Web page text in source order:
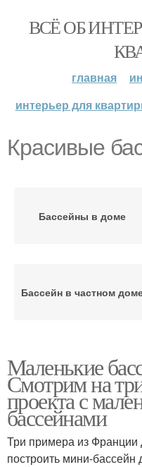
ВСЁ ОБ
главная
интерьер для
Красивые
Бассейны в доме
Бассейн в частном
Красивые идеи
Надувной бассейн
Маленькие
Смотрим на
проекта с
бассейнами
Три примера из
построить мини-